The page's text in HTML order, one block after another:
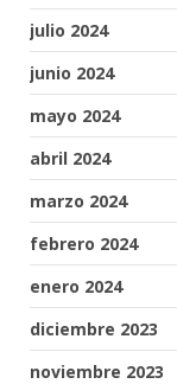
julio 2024
junio 2024
mayo 2024
abril 2024
marzo 2024
febrero 2024
enero 2024
diciembre 2023
noviembre 2023